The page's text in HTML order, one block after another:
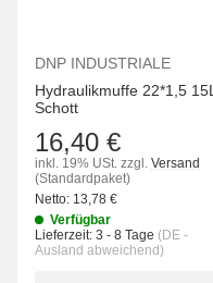
DNP INDUSTRIALE
Hydraulikmuffe 22*1,5 15L
Schott
16,40 €
inkl. 19% USt. zzgl. Versand
(Standardpaket)
Netto: 13,78 €
Verfügbar
Lieferzeit: 3 - 8 Tage (DE -
Ausland abweichend)